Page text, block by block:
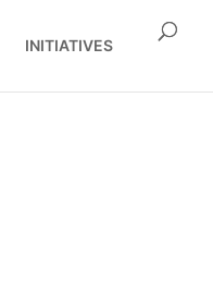
INITIATIVES